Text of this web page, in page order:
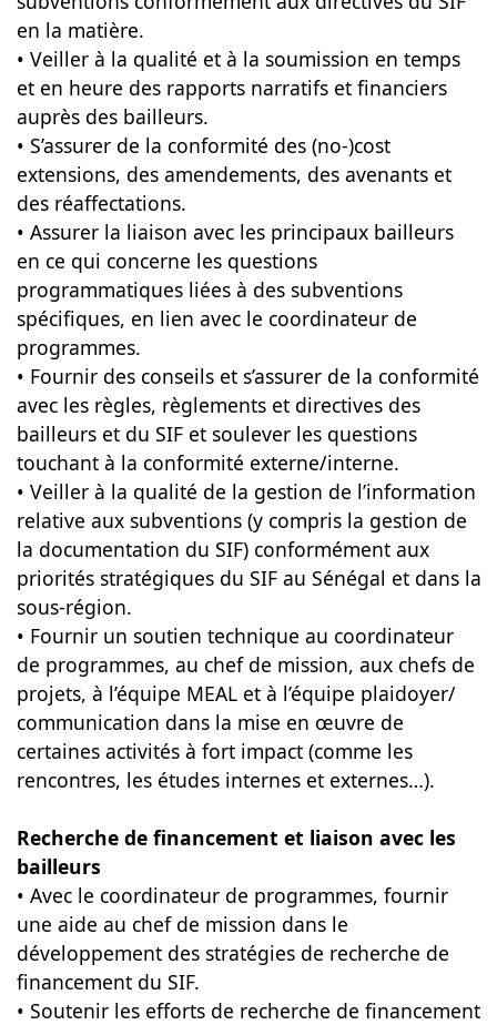
en la matière.
• Veiller à la qualité et à la soumission en temps
et en heure des rapports narratifs et financiers
auprès des bailleurs.
• S’assurer de la conformité des (no-)cost
extensions, des amendements, des avenants et
des réaffectations.
• Assurer la liaison avec les principaux bailleurs
en ce qui concerne les questions
programmatiques liées à des subventions
spécifiques, en lien avec le coordinateur de
programmes.
• Fournir des conseils et s’assurer de la conformité
avec les règles, règlements et directives des
bailleurs et du SIF et soulever les questions
touchant à la conformité externe/interne.
• Veiller à la qualité de la gestion de l’information
relative aux subventions (y compris la gestion de
la documentation du SIF) conformément aux
priorités stratégiques du SIF au Sénégal et dans la
sous-région.
• Fournir un soutien technique au coordinateur
de programmes, au chef de mission, aux chefs de
projets, à l’équipe MEAL et à l’équipe plaidoyer/
communication dans la mise en œuvre de
certaines activités à fort impact (comme les
rencontres, les études internes et externes…).
Recherche de financement et liaison avec les
bailleurs
• Avec le coordinateur de programmes, fournir
une aide au chef de mission dans le
développement des stratégies de recherche de
financement du SIF.
• Soutenir les efforts de recherche de financement